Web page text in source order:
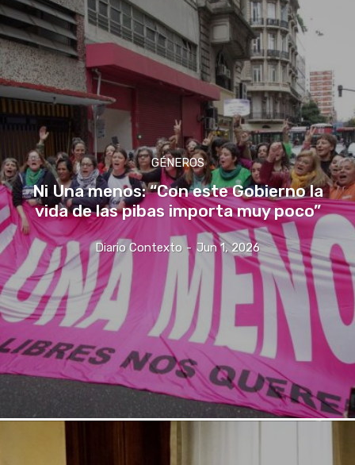
GÉNEROS
Ni Una menos: “Con este Gobierno la
vida de las pibas importa muy poco”
Diario Contexto - Jun 1, 2026